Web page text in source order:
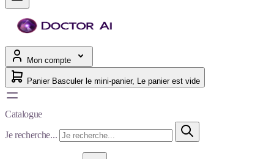
Mon compte
Panier Basculer le mini-panier, Le panier est vide
Catalogue
Je recherche...